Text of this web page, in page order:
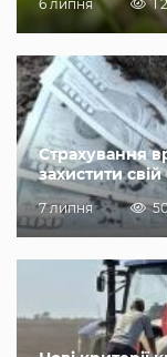
6 липня 1
Страхування
захистити свій
7 липня